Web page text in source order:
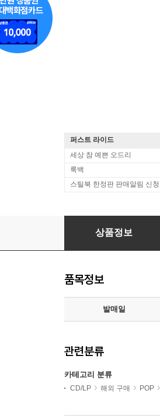
퍼스트 라이드
세상 참 예쁜 오드리
룩백
스틸북 한정판 판매알림 신청
Vince Staples - Cry
상품정보
품목정보
발매일
관련분류
카테고리 분류
CD/LP 해외 구매 POP